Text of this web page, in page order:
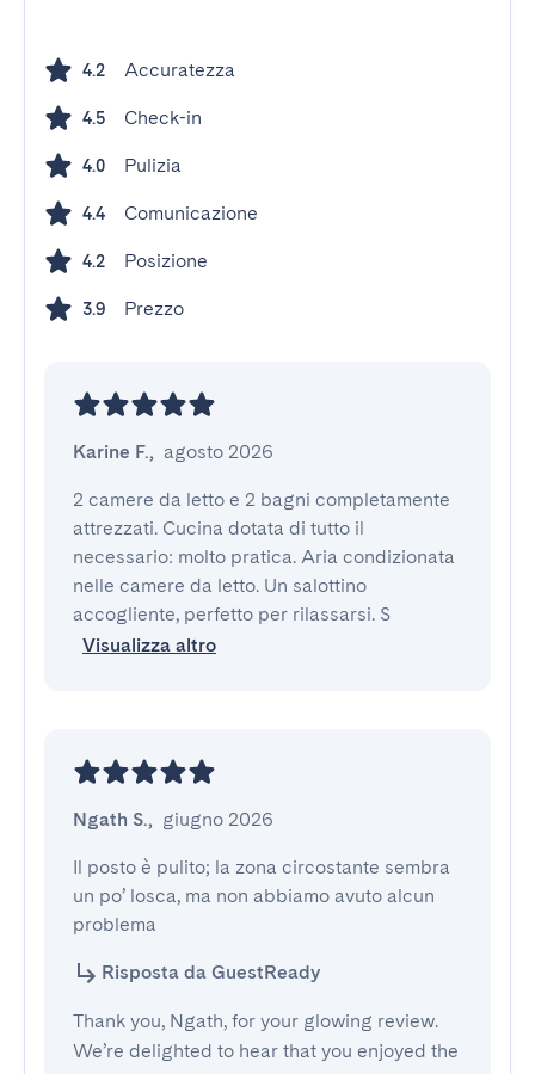
4.2 Accuratezza
4.5 Check-in
4.0 Pulizia
4.4 Comunicazione
4.2 Posizione
3.9 Prezzo
Karine F., agosto 2026
2 camere da letto e 2 bagni completamente
attrezzati. Cucina dotata di tutto il
necessario: molto pratica. Aria condizionata
nelle camere da letto. Un salottino
accogliente, perfetto per rilassarsi. S
Visualizza altro
Ngath S., giugno 2026
Il posto è pulito; la zona circostante sembra
un po’ losca, ma non abbiamo avuto alcun
problema
Risposta da GuestReady
Thank you, Ngath, for your glowing review.
We’re delighted to hear that you enjoyed the